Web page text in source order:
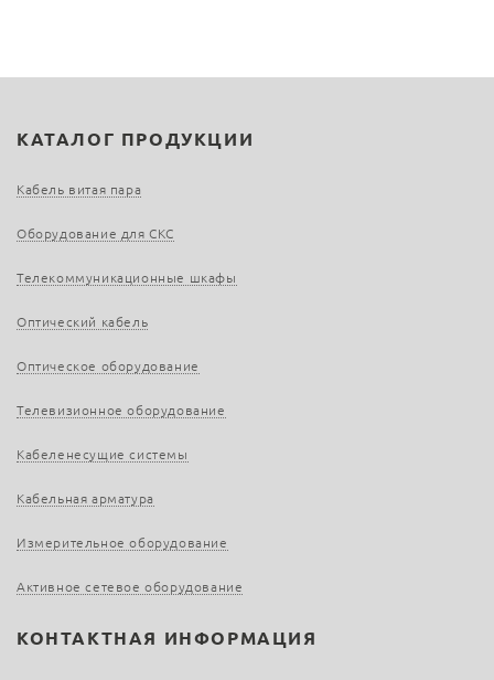
КАТАЛОГ ПРОДУКЦИИ
Кабель витая пара
Оборудование для СКС
Телекоммуникационные шкафы
Оптический кабель
Оптическое оборудование
Телевизионное оборудование
Кабеленесущие системы
Кабельная арматура
Измерительное оборудование
Активное сетевое оборудование
КОНТАКТНАЯ ИНФОРМАЦИЯ